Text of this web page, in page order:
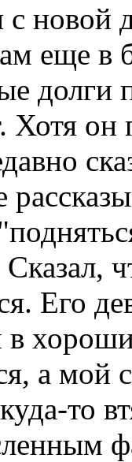
с
еще
долги
Хотя он
Сказал,
Его
а
то